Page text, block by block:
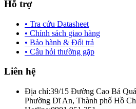
Hỗ trợ
• Tra cứu Datasheet
• Chính sách giao hàng
• Bảo hành & Đổi trả
• Câu hỏi thường gặp
Liên hệ
Địa chỉ:39/15 Đường Cao Bá
Phường Dĩ An, Thành phố Hồ